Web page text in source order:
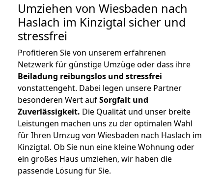
Umziehen von Wiesbaden nach
Haslach im Kinzigtal sicher und
stressfrei
Profitieren Sie von unserem erfahrenen
Netzwerk für günstige Umzüge oder dass ihre
Beiladung reibungslos und stressfrei
vonstattengeht. Dabei legen unsere Partner
besonderen Wert aufSorgfalt und
Zuverlässigkeit. Die Qualität und unser breite
Leistungen machen uns zu der optimalen Wahl
für Ihren Umzug von Wiesbaden nach Haslach im
Kinzigtal. Ob Sie nun eine kleine Wohnung oder
ein großes Haus umziehen, wir haben die
passende Lösung für Sie.